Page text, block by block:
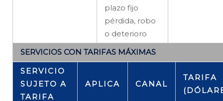
plazo fijo
pérdida, robo
o deterioro
SERVICIOS CON TARIFAS MÁXIMAS
SERVICIO
SUJETO A
TARIFA
APLICA CANAL
TARIFA